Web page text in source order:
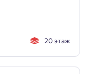
20 этаж